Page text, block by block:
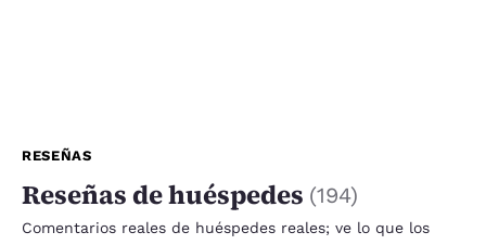
RESEÑAS
Reseñas de huéspedes (194)
Comentarios reales de huéspedes reales; ve lo que los